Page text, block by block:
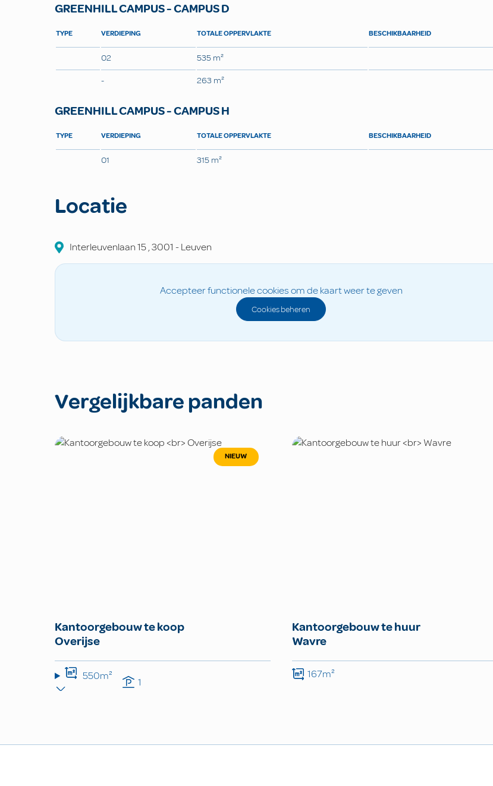
GREENHILL CAMPUS - CAMPUS D
TYPE VERDIEPING TOTALE OPPERVLAKTE BESCHIKBAARHEID
02
535 m²
-
263 m²
GREENHILL CAMPUS - CAMPUS H
TYPE VERDIEPING TOTALE OPPERVLAKTE BESCHIKBAARHEID
01 315 m²
Locatie
Interleuvenlaan15,3001 -Leuven
Accepteer functionele cookies om de kaart weer te geven
Cookies beheren
Vergelijkbare panden
NIEUW
Kantoorgebouw te koop
Overijse
550m² 1
Kantoorgebouw te huur
Wavre
167m²